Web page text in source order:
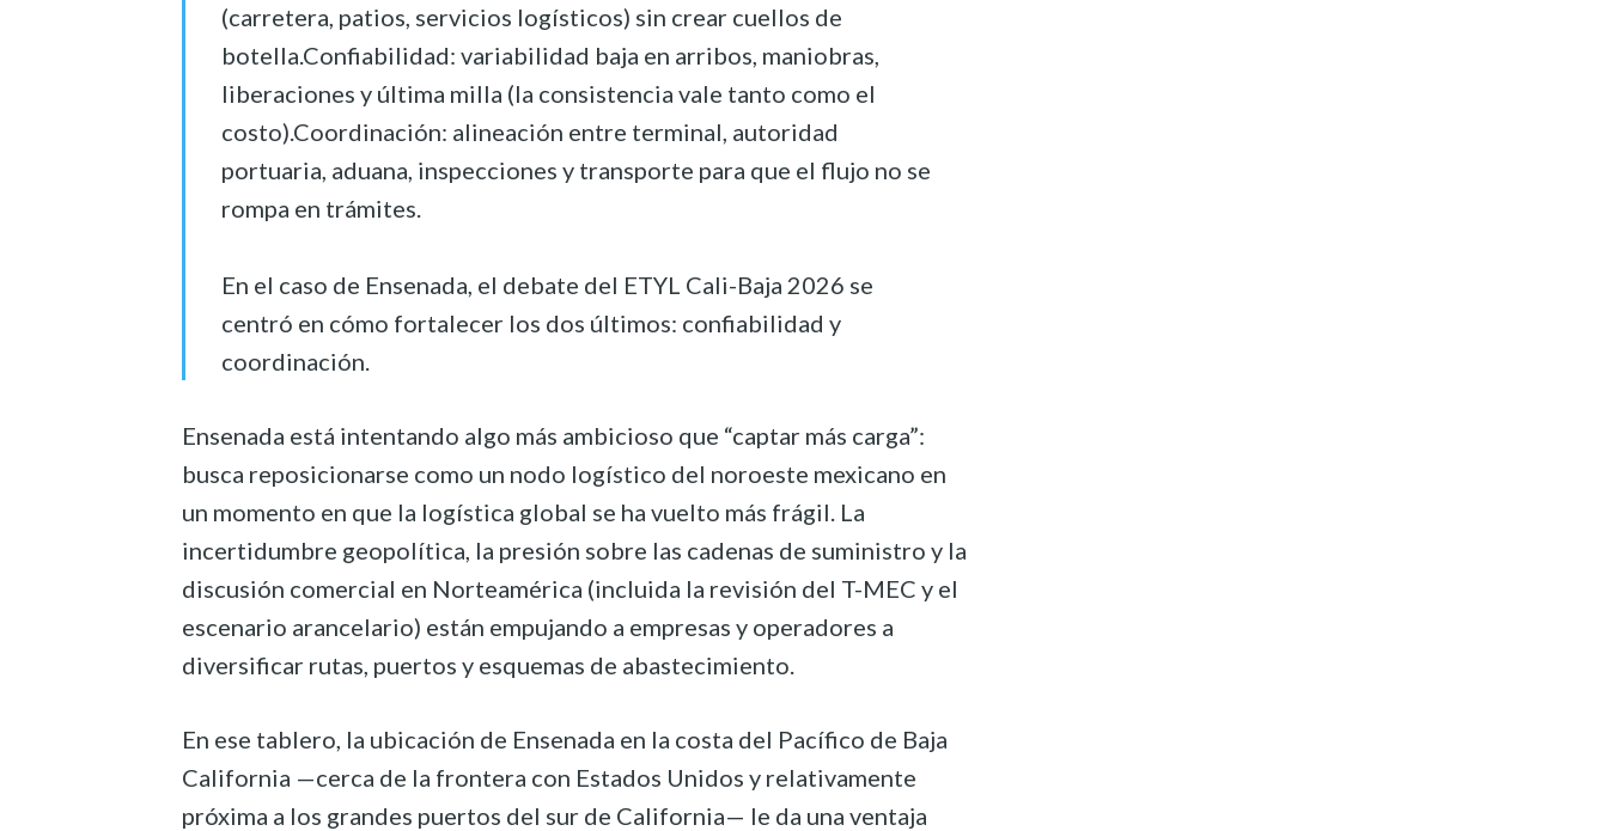
(carretera, patios, servicios logísticos) sin crear cuellos de
botella.Confiabilidad: variabilidad baja en arribos, maniobras,
liberaciones y última milla (la consistencia vale tanto como el
costo).Coordinación: alineación entre terminal, autoridad
portuaria, aduana, inspecciones y transporte para que el flujo no se
rompa en trámites.
En el caso de Ensenada, el debate del ETYL Cali-Baja 2026 se
centró en cómo fortalecer los dos últimos: confiabilidad y
coordinación.
Ensenada está intentando algo más ambicioso que “captar más carga”:
busca reposicionarse como un nodo logístico del noroeste mexicano en
un momento en que la logística global se ha vuelto más frágil. La
incertidumbre geopolítica, la presión sobre las cadenas de suministro y la
discusión comercial en Norteamérica (incluida la revisión del T-MEC y el
escenario arancelario) están empujando a empresas y operadores a
diversificar rutas, puertos y esquemas de abastecimiento.
En ese tablero, la ubicación de Ensenada en la costa del Pacífico de Baja
California —cerca de la frontera con Estados Unidos y relativamente
próxima a los grandes puertos del sur de California— le da una ventaja